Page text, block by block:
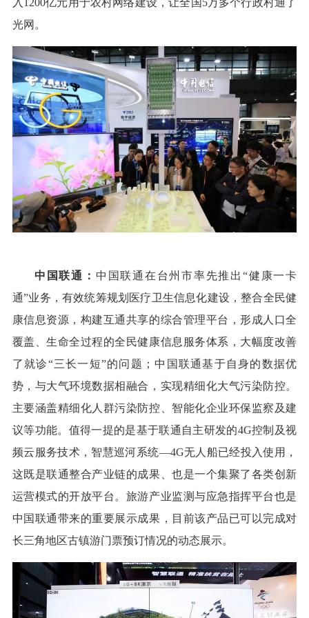
光网。
中国联通： 中国联通在台州市率先推出“健康一卡
通”业务，有效统筹规划医疗卫生信息化建设，整合全民健
康信息资源，构建互通共享的综合管理平台，形成人口全
覆盖、生命全过程的全民健康信息服务体系，大幅度改善
了就诊“三长一短”的问题；中国联通基于自身的数据优
势，与大气环境数据相融合，实现精细化大气污染防控。
主要涵盖精细化人群污染防控、智能化企业环保监察及建
议等功能。值得一提的是基于联通自主研发的4G控制及视
频云服务技术，智慧巡河系统—4G无人船已经投入使用，
这既是联通整合产业链的成果、也是一个集聚了各类创新
运营模式的开放平台。旅游产业监测与应急指挥平台也是
中国联通带来的重要展示成果，目前该产品已可以完成对
长三角地区古镇游门票预订情况的动态展示。